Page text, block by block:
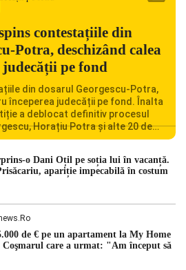
contestațiile din
Potra, deschizând calea
pe fond
din dosarul Georgescu-Potra,
începerea judecății pe fond. Înalta
a deblocat definitiv procesul
Horațiu Potra și alte 20 de
acțiuni îndreptate împotriva
ședința din camera preliminară,
supremă au […]
o Dani Oțil pe soția lui în vacanță.
apariție impecabilă în costum
de € pe un apartament la My Home
Coşmarul care a urmat: "Am început să